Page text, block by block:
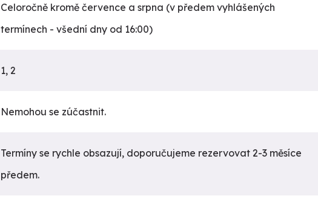
Celoročně kromě července a srpna (v předem vyhlášených
termínech - všední dny od 16:00)
1, 2
Nemohou se zúčastnit.
Termíny se rychle obsazují, doporučujeme rezervovat 2-3 měsíce
předem.